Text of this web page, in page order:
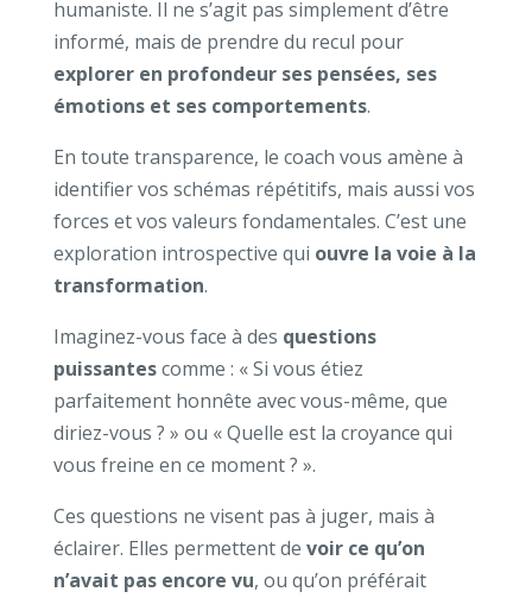
humaniste. Il ne s’agit pas simplement d’être
informé, mais de prendre du recul pour
explorer en profondeur ses pensées, ses
émotions et ses comportements.
En toute transparence, le coach vous amène à
identifier vos schémas répétitifs, mais aussi vos
forces et vos valeurs fondamentales. C’est une
exploration introspective qui ouvre la voie à la
transformation.
Imaginez-vous face à des questions
puissantescomme : « Si vous étiez
parfaitement honnête avec vous-même, que
diriez-vous ? » ou « Quelle est la croyance qui
vous freine en ce moment ? ».
Ces questions ne visent pas à juger, mais à
éclairer. Elles permettent de voir ce qu’on
n’avait pas encore vu, ou qu’on préférait